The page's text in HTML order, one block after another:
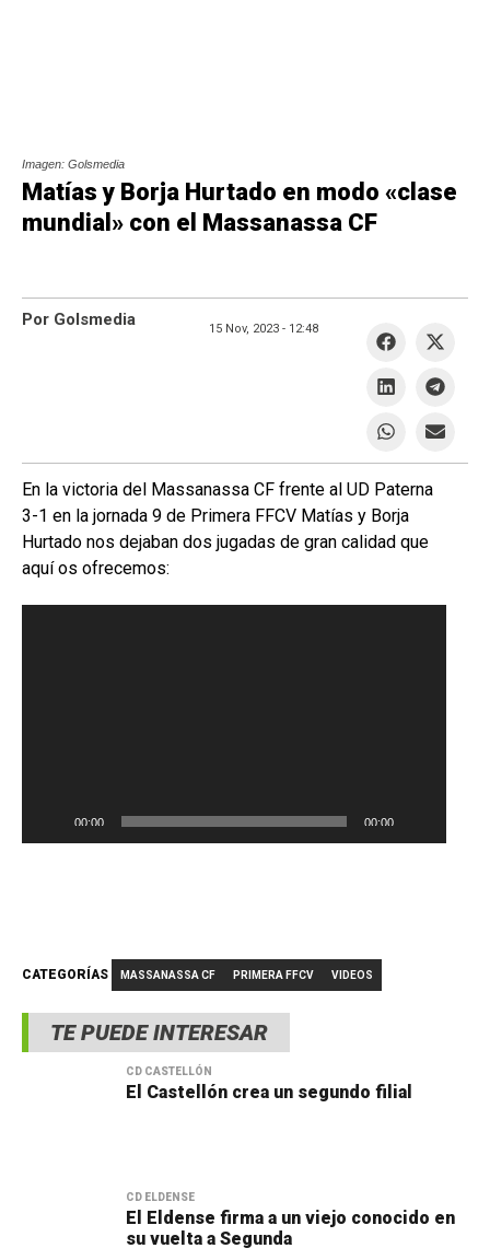
TE PUEDE INTERESAR
CD CASTELLÓN
El Castellón crea un segundo filial
CD ELDENSE
El Eldense firma a un viejo conocido en
su vuelta a Segunda
Imagen: Golsmedia
Matías y Borja Hurtado en modo «clase
mundial» con el Massanassa CF
En la victoria del Massanassa CF frente al UD Paterna
3-1 en la jornada 9 de Primera FFCV Matías y Borja
Hurtado nos dejaban dos jugadas de gran calidad que
aquí os ofrecemos:
00:00 00:00
Por Golsmedia 15 Nov, 2023 - 12:48
CATEGORÍAS MASSANASSA CF PRIMERA FFCV VIDEOS